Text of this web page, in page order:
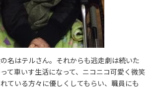
名はテルさん。それからも逃走劇は続いた
て車いす生活になって、ニコニコ可愛く微笑
ている方々に優しくしてもらい、職員にも